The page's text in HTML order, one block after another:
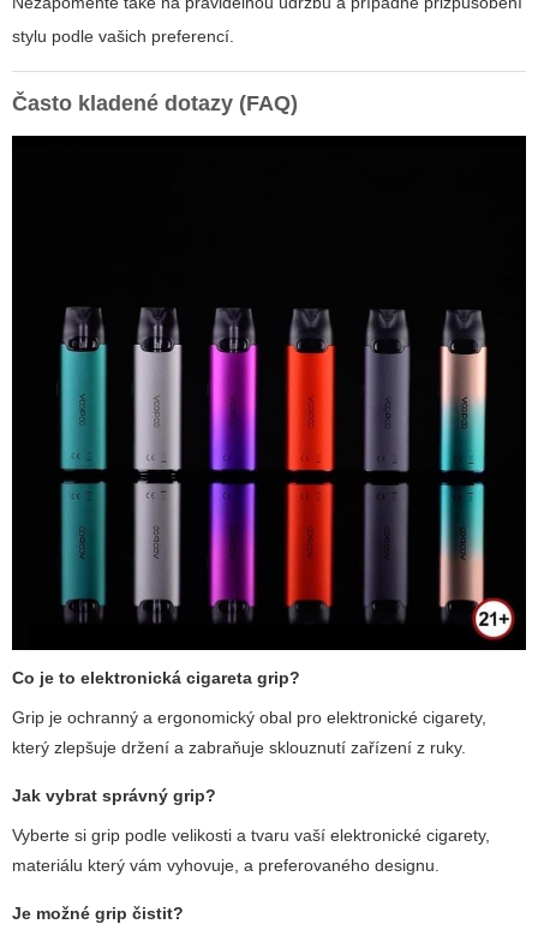
stylu podle vašich preferencí.
Často kladené dotazy (FAQ)
Co je to elektronická cigareta grip?
Grip je ochranný a ergonomický obal pro elektronické cigarety,
který zlepšuje držení a zabraňuje sklouznutí zařízení z ruky.
Jak vybrat správný grip?
Vyberte si grip podle velikosti a tvaru vaší elektronické cigarety,
materiálu který vám vyhovuje, a preferovaného designu.
Je možné grip čistit?